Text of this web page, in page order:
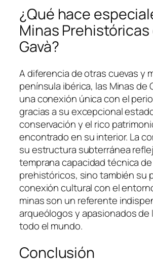
¿Qué hace
Minas Prehistóricas
Gavà?
A diferencia de otras cuevas y
península ibérica, las Minas de
una conexión única con el
gracias a su excepcional
conservación y el rico
encontrado en su interior. La
su estructura subterránea
temprana capacidad técnica
prehistóricos, sino también su
conexión cultural con el
minas son un referente
arqueólogos y apasionados de
todo el mundo.
Conclusión